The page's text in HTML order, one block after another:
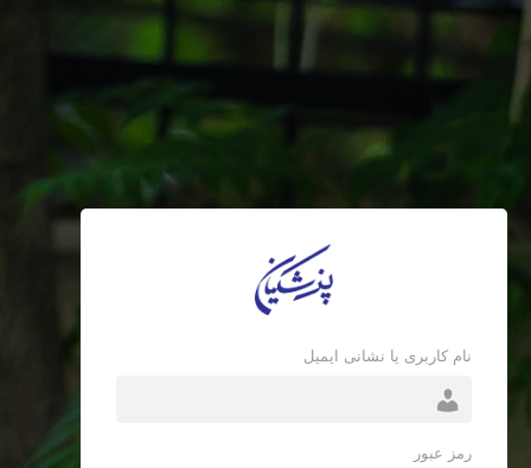
نام کاربری یا نشانی ایمیل
رمز عبور